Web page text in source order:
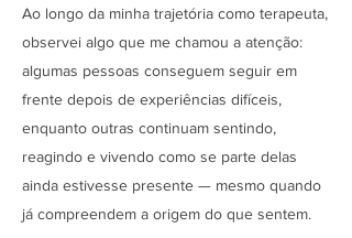
Ao longo da minha trajetória como terapeuta,
observei algo que me chamou a atenção:
algumas pessoas conseguem seguir em
frente depois de experiências difíceis,
enquanto outras continuam sentindo,
reagindo e vivendo como se parte delas
ainda estivesse presente — mesmo quando
já compreendem a origem do que sentem.